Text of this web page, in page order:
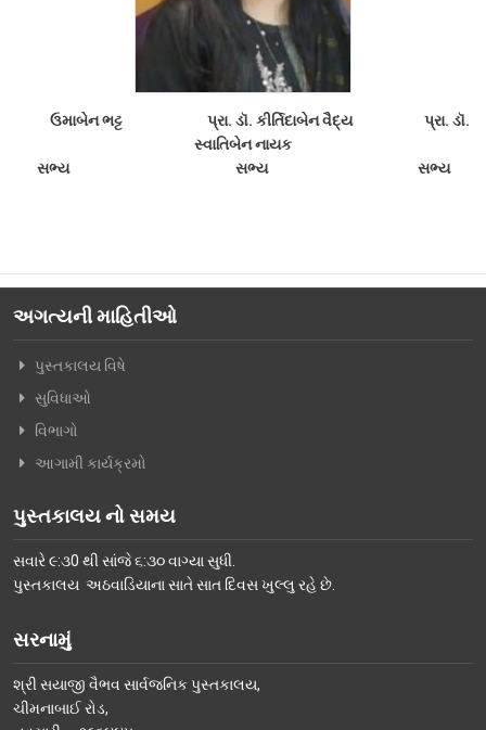
ઉમાબેન ભટ્ટ પ્રા. ડૉ. કીર્તિદાબેન વૈદ્ય પ્રા. ડૉ.
સ્વાતિબેન નાયક
સભ્ય સભ્ય સભ્ય
અગત્યની માહિતીઓ
પુસ્તકાલય વિષે
સુવિધાઓ
વિભાગો
આગામી કાર્યક્રમો
પુસ્તકાલય નો સમય
સવારે ૯:૩0 થી સાંજે ૬:૩૦ વાગ્યા સુધી.
પુસ્તકાલય અઠવાડિયાના સાતે સાત દિવસ ખુલ્લુ રહે છે.
સરનામું
શ્રી સયાજી વૈભવ સાર્વજનિક પુસ્તકાલય,
ચીમનાબાઈ રોડ,